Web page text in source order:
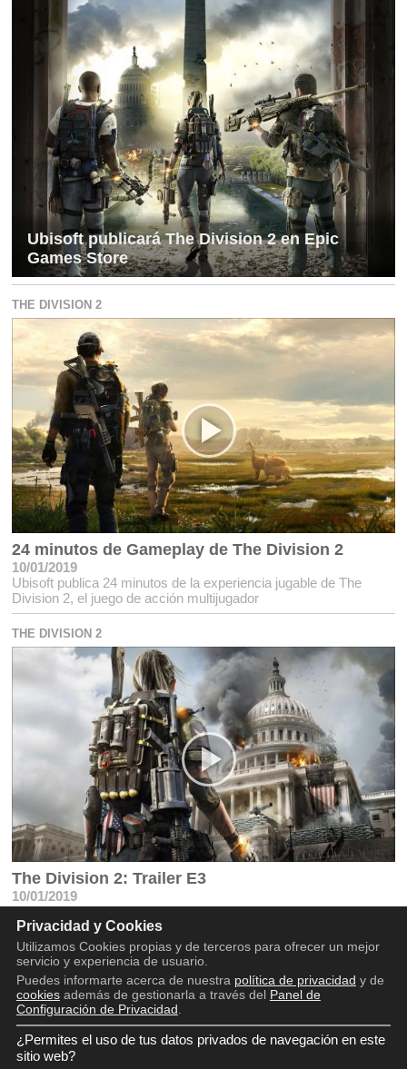
Ubisoft publicará The Division 2 en Epic
Games Store
THE DIVISION 2
24 minutos de Gameplay de The Division 2
10/01/2019
Ubisoft publica 24 minutos de la experiencia jugable de The
Division 2, el juego de acción multijugador
THE DIVISION 2
The Division 2: Trailer E3
10/01/2019
Trailer de The Division 2, que se lanzará el 15 de marzo en
Playstation 4, Xbox One y PC
Copyright © 2016 - 2026
Aviso legal
Privacidad y Cookies
Utilizamos Cookies propias y de terceros para ofrecer un mejor
servicio y experiencia de usuario.
Puedes informarte acerca de nuestra política de privacidad y de
cookiesademás de gestionarla a través del Panel de
Configuración de Privacidad
¿Permites el uso de tus datos privados de navegación en este
sitio web?